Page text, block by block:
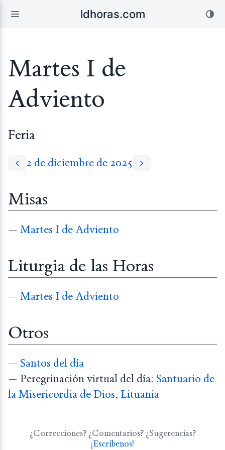
ldhoras.com
Martes I de
Adviento
Feria
2 de diciembre de 2025
Misas
— Martes I de Adviento
Liturgia de las Horas
— Martes I de Adviento
Otros
— Santos del día
— Peregrinación virtual del día: Santuario de
la Misericordia de Dios, Lituania
¿Correcciones? ¿Comentarios? ¿Sugerencias?
¡Escríbenos!